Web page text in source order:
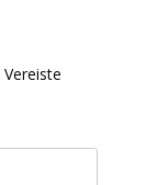
Vereiste